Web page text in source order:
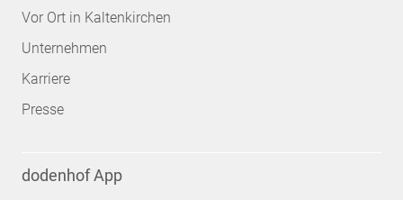
Vor Ort in Kaltenkirchen
Unternehmen
Karriere
Presse
dodenhof App